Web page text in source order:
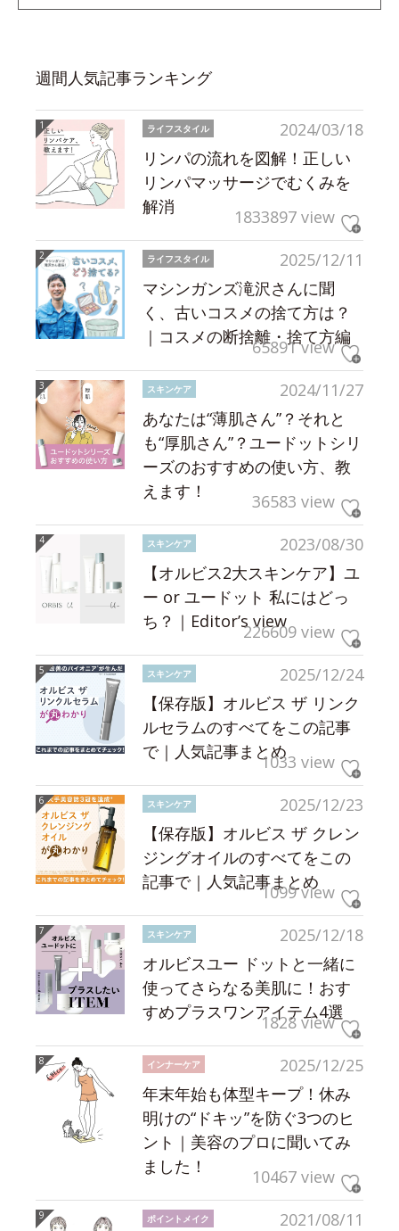
週間人気記事ランキング
2024/03/18
ライフスタイル
リンパの流れを図解！正しい
リンパマッサージでむくみを
解消
1833897 view
2025/12/11
ライフスタイル
マシンガンズ滝沢さんに聞
く、古いコスメの捨て方は？
｜コスメの断捨離・捨て方編
65891 view
2024/11/27
スキンケア
あなたは“薄肌さん”？それと
も“厚肌さん”？ユードットシリ
ーズのおすすめの使い方、教
えます！
36583 view
2023/08/30
スキンケア
【オルビス2大スキンケア】ユ
ー or ユードット 私にはどっ
ち？｜Editor’s view226609 view
2025/12/24
スキンケア
【保存版】オルビス ザ リンク
ルセラムのすべてをこの記事
で｜人気記事まとめ1033 view
2025/12/23
スキンケア
【保存版】オルビス ザ クレン
ジングオイルのすべてをこの
記事で｜人気記事まとめ
1099 view
2025/12/18
スキンケア
オルビスユー ドットと一緒に
使ってさらなる美肌に！おす
すめプラスワンアイテム4選
1828 view
2025/12/25
インナーケア
年末年始も体型キープ！休み
明けの“ドキッ”を防ぐ3つのヒ
ント｜美容のプロに聞いてみ
ました！
10467 view
2021/08/11
ポイントメイク